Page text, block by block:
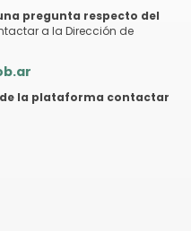
pregunta respecto del
a la Dirección de
de la plataforma contactar